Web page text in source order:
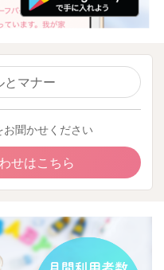
とマナー
聞かせください
せはこちら